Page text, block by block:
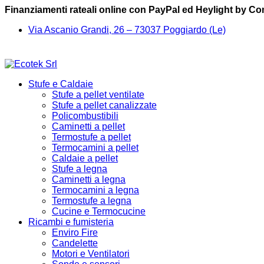
Finanziamenti rateali online con PayPal ed Heylight by
Via Ascanio Grandi, 26 – 73037 Poggiardo (Le)
Stufe e Caldaie
Stufe a pellet ventilate
Stufe a pellet canalizzate
Policombustibili
Caminetti a pellet
Termostufe a pellet
Termocamini a pellet
Caldaie a pellet
Stufe a legna
Caminetti a legna
Termocamini a legna
Termostufe a legna
Cucine e Termocucine
Ricambi e fumisteria
Enviro Fire
Candelette
Motori e Ventilatori